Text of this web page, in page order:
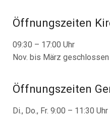
Öffnungszeiten
09:30 – 17:00 Uhr
Nov. bis März
Öffnungszeiten
Di., Do., Fr. 9:00 – 11:30 Uhr